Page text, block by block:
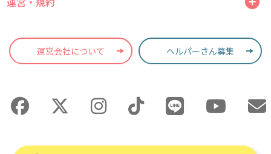
運営会社について ヘルパーさん募集